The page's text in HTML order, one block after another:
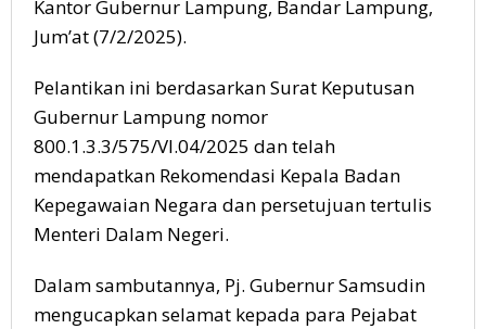
Kantor Gubernur Lampung, Bandar Lampung,
Jum’at (7/2/2025).
Pelantikan ini berdasarkan Surat Keputusan
Gubernur Lampung nomor
800.1.3.3/575/VI.04/2025 dan telah
mendapatkan Rekomendasi Kepala Badan
Kepegawaian Negara dan persetujuan tertulis
Menteri Dalam Negeri.
Dalam sambutannya, Pj. Gubernur Samsudin
mengucapkan selamat kepada para Pejabat